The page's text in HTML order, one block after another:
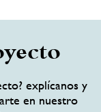
explícanos y
en nuestro